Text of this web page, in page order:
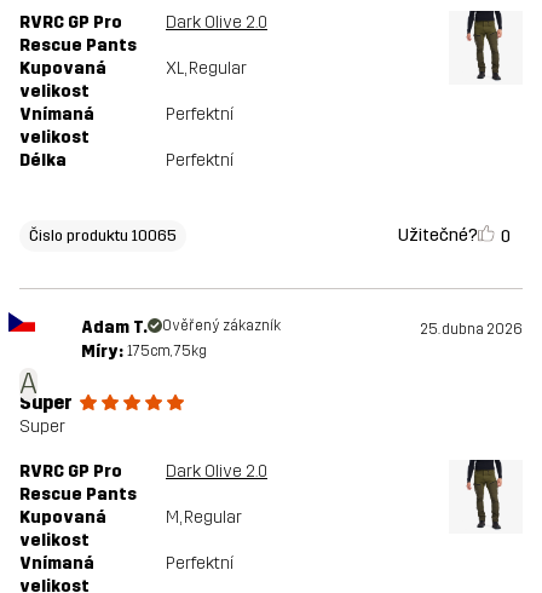
RVRC GP Pro
Rescue Pants
Dark Olive 2.0
Kupovaná
velikost
XL, Regular
Vnímaná
velikost
Perfektní
Délka Perfektní
Čislo produktu 10065 Užitečné? 0
A
Adam T. Ověřený zákazník 25. dubna 2026
Míry: 175cm, 75kg
Super
Super
RVRC GP Pro
Rescue Pants
Dark Olive 2.0
Kupovaná
velikost
M, Regular
Vnímaná
velikost
Perfektní